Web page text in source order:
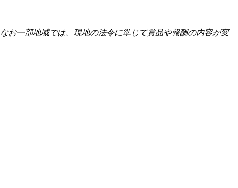
お一部地域では、現地の法令に準じて賞品や報酬の内容が変